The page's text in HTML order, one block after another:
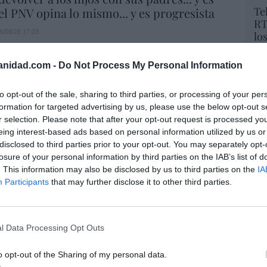
- Do Not Process My Personal Information
opt-out of the sale, sharing to third parties, or processing of your
for targeted advertising by us, please use the below opt-out
selection. Please note that after your opt-out request is processed
interest-based ads based on personal information utilized by us
to third parties prior to your opt-out. You may separately
of your personal information by third parties on the IAB’s list of
This information may also be disclosed by us to third parties on the
Participants that may further disclose it to other third parties.
Data Processing Opt Outs
opt-out of the Sharing of my personal data.
PNV opina lo mismo... y es progresista
tras un trimestre récord
06/08/26 15:12
de la china MG dispara ingresos (+59%) y
en España, pero reduce por primera
es un sinvergüenza que ha abandonado a
Ceuta es España. Tenemos un
en connivencia con Marruecos”: acusa
tu